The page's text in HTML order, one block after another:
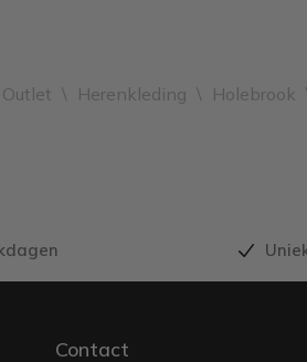
Outlet \ Herenkleding \ Holebrook
Contact